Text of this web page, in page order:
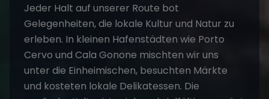
Jeder Halt auf unserer Route bot
Gelegenheiten, die lokale Kultur und Natur zu
erleben. In kleinen Hafenstädten wie Porto
Cervo und Cala Gonone mischten wir uns
unter die Einheimischen, besuchten Märkte
und kosteten lokale Delikatessen. Die